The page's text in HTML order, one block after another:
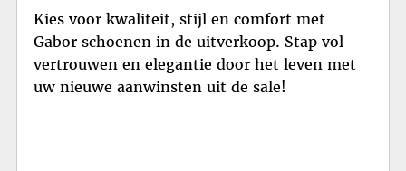
Kies voor kwaliteit, stijl en comfort met
Gabor schoenen in de uitverkoop. Stap vol
vertrouwen en elegantie door het leven met
uw nieuwe aanwinsten uit de sale!